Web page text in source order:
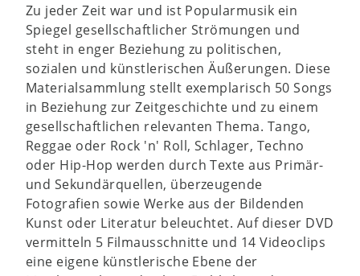
Zu jeder Zeit war und ist Popularmusik ein
Spiegel gesellschaftlicher Strömungen und
steht in enger Beziehung zu politischen,
sozialen und künstlerischen Äußerungen. Diese
Materialsammlung stellt exemplarisch 50 Songs
in Beziehung zur Zeitgeschichte und zu einem
gesellschaftlichen relevanten Thema. Tango,
Reggae oder Rock 'n' Roll, Schlager, Techno
oder Hip-Hop werden durch Texte aus Primär-
und Sekundärquellen, überzeugende
Fotografien sowie Werke aus der Bildenden
Kunst oder Literatur beleuchtet. Auf dieser DVD
vermitteln 5 Filmausschnitte und 14 Videoclips
eine eigene künstlerische Ebene der